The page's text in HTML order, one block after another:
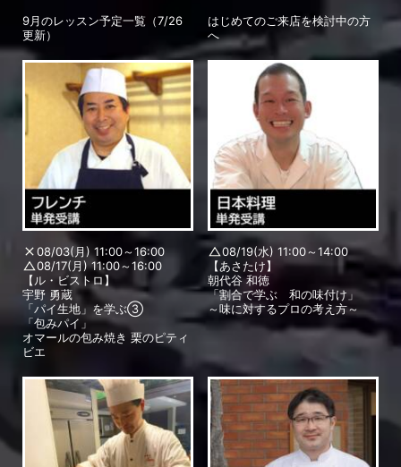
9月のレッスン予定一覧（7/26
更新）
はじめてのご来店を検討中の方
へ
08/03(月) 11:00～16:00
08/17(月) 11:00～16:00
【ル・ビストロ】
宇野 勇蔵
「パイ生地」を学ぶ③
「包みパイ」
オマールの包み焼き 栗のピティ
ビエ
08/19(水) 11:00～14:00
【あさたけ】
朝代谷 和徳
「割合で学ぶ 和の味付け」
～味に対するプロの考え方～